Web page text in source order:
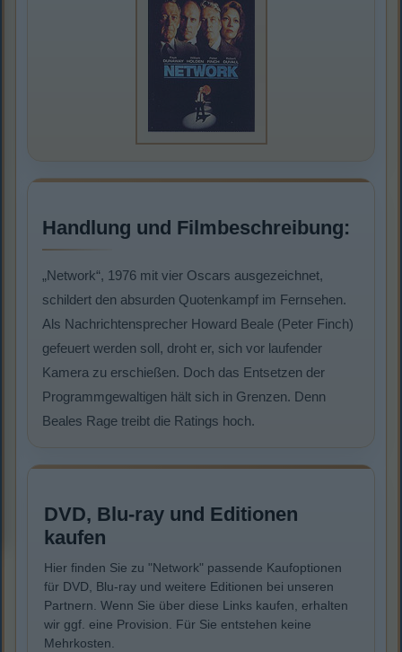
Handlung und Filmbeschreibung:
„Network“, 1976 mit vier Oscars ausgezeichnet,
schildert den absurden Quotenkampf im Fernsehen.
Als Nachrichtensprecher Howard Beale (Peter Finch)
gefeuert werden soll, droht er, sich vor laufender
Kamera zu erschießen. Doch das Entsetzen der
Programmgewaltigen hält sich in Grenzen. Denn
Beales Rage treibt die Ratings hoch.
DVD, Blu-ray und Editionen
kaufen
Hier finden Sie zu "Network" passende Kaufoptionen
für DVD, Blu-ray und weitere Editionen bei unseren
Partnern. Wenn Sie über diese Links kaufen, erhalten
wir ggf. eine Provision. Für Sie entstehen keine
Mehrkosten.